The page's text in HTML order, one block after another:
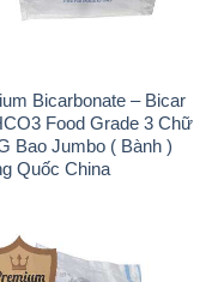
Bicarbonate – Bicar
Food Grade 3 Chữ
Bao Jumbo ( Bành )
Quốc China